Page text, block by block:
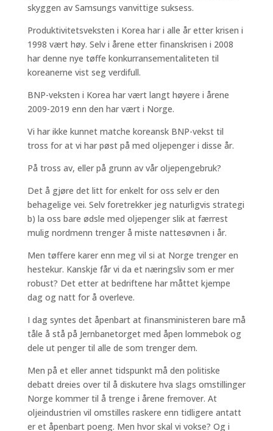
skyggen av Samsungs vanvittige suksess.
Produktivitetsveksten i Korea har i alle år etter krisen i
1998 vært høy. Selv i årene etter finanskrisen i 2008
har denne nye tøffe konkurransementaliteten til
koreanerne vist seg verdifull.
BNP-veksten i Korea har vært langt høyere i årene
2009-2019 enn den har vært i Norge.
Vi har ikke kunnet matche koreansk BNP-vekst til
tross for at vi har pøst på med oljepenger i disse år.
På tross av, eller på grunn av vår oljepengebruk?
Det å gjøre det litt for enkelt for oss selv er den
behagelige vei. Selv foretrekker jeg naturligvis strategi
b) la oss bare ødsle med oljepenger slik at færrest
mulig nordmenn trenger å miste nattesøvnen i år.
Men tøffere karer enn meg vil si at Norge trenger en
hestekur. Kanskje får vi da et næringsliv som er mer
robust? Det etter at bedriftene har måttet kjempe
dag og natt for å overleve.
I dag syntes det åpenbart at finansministeren bare må
tåle å stå på Jernbanetorget med åpen lommebok og
dele ut penger til alle de som trenger dem.
Men på et eller annet tidspunkt må den politiske
debatt dreies over til å diskutere hva slags omstillinger
Norge kommer til å trenge i årene fremover. At
oljeindustrien vil omstilles raskere enn tidligere antatt
er et åpenbart poeng. Men hvor skal vi vokse? Og i